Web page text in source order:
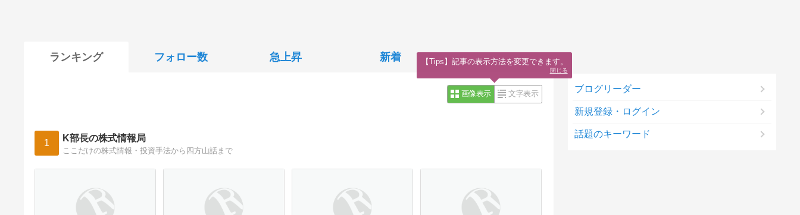
ランキング フォロー数 急上昇 新着
画像表示 文字表示
1 K部長の株式情報局
ここだけの株式情報・投資手法から四方山話まで
ブログリーダー
新規登録・ログイン
話題のキーワード
【Tips】記事の表示方法を変更できます。
閉じる